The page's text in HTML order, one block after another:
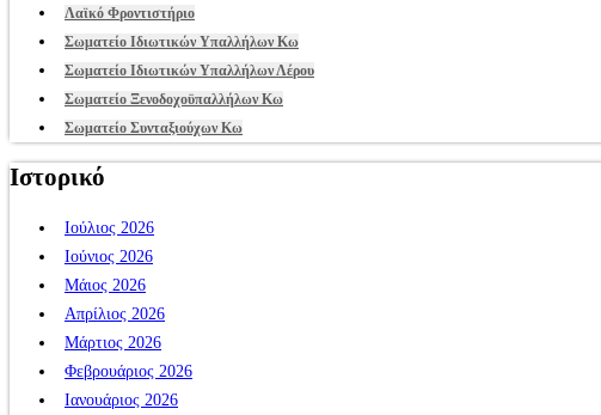
Λαϊκό Φροντιστήριο
Σωματείο Ιδιωτικών Υπαλλήλων Κω
Σωματείο Ιδιωτικών Υπαλλήλων Λέρου
Σωματείο Ξενοδοχοϋπαλλήλων Κω
Σωματείο Συνταξιούχων Κω
Ιστορικό
Ιούλιος 2026
Ιούνιος 2026
Μάιος 2026
Απρίλιος 2026
Μάρτιος 2026
Φεβρουάριος 2026
Ιανουάριος 2026